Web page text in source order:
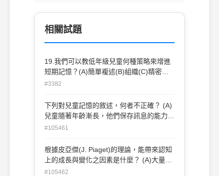
相關試題
19.我們可以教低年級兒童何種策略來增進
短期記憶？(A)簡單複述(B)組織(C)精密化
(D)利用心像
#3382
下列對兒童記憶的敘述，何者不正確？ (A)
兒童隨著年齡漸長，他們保存訊息的能力穩
定發展。 (B)兒童常見的記憶策略包括複
童有較常時間地集中注意。 (D)運作記憶
(working memory)的能力在學齡前的發展
#105461
根據皮亞傑(J. Piaget)的理論，能帶來認知
上的成長與變化之因素是什麼？ (A)大量的
符號運作。(B)熟悉的認知基模不斷重複出
#105462